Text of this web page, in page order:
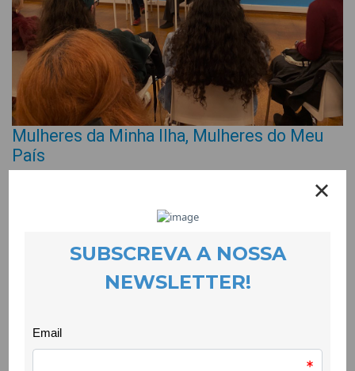
Mulheres da Minha Ilha, Mulheres do Meu
País
apresentação do livro Mulheres da Minha Ilha, Mulheres do Meu
País, de Ana Cristina Pereira.
jornalista do Público desde 1999. Os seus textos têm sempre a
marca da defesa de valores ligados ao bem comum, aos
direitos humanos e às lutas sociais. Como jornalista e como